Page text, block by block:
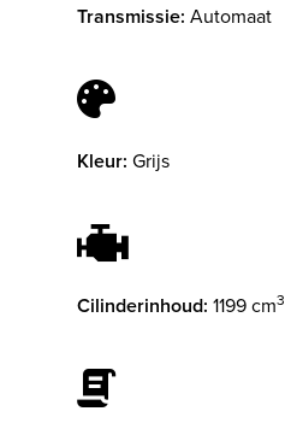
Transmissie: Automaat
Kleur: Grijs
Cilinderinhoud: 1199 cm3